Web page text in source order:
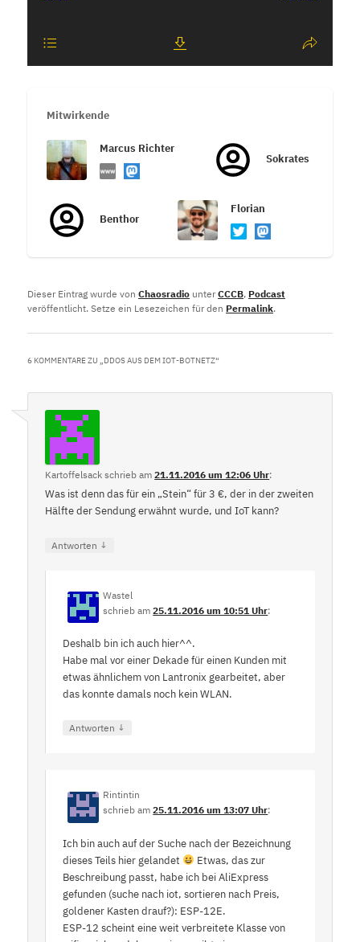
Mitwirkende
Marcus Richter
Sokrates
Benthor
Florian
Dieser Eintrag wurde vonChaosradio unterCCCB, Podcast
veröffentlicht. Setze ein Lesezeichen für den Permalink.
6 KOMMENTARE ZU „DDOS AUS DEM IOT-BOTNETZ“
Kartoffelsack schrieb am21.11.2016 um 12:06 Uhr:
Was ist denn das für ein „Stein“ für 3 €, der in der zweiten
Hälfte der Sendung erwähnt wurde, und IoT kann?
Antworten ↓
Wastel
schrieb am25.11.2016 um 10:51 Uhr:
Deshalb bin ich auch hier^^.
Habe mal vor einer Dekade für einen Kunden mit
etwas ähnlichem von Lantronix gearbeitet, aber
das konnte damals noch kein WLAN.
Antworten ↓
Rintintin
schrieb am25.11.2016 um 13:07 Uhr:
Ich bin auch auf der Suche nach der Bezeichnung
dieses Teils hier gelandet
Etwas, das zur
Beschreibung passt, habe ich bei AliExpress
gefunden (suche nach iot, sortieren nach Preis,
goldener Kasten drauf?): ESP-12E.
ESP-12 scheint eine weit verbreitete Klasse von